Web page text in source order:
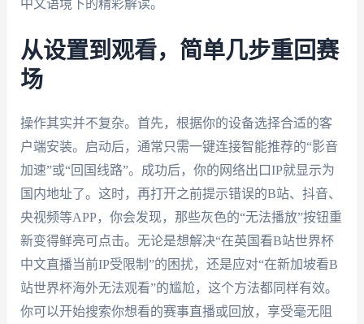
中文语境下的精彩解读。
从设置到观看，简单几步重回赛
场
操作其实并不复杂。首先，根据你的设备选择合适的客
户端安装。启动后，通常只需一键连接智能推荐的“影音
加速”或“回国线路”。成功后，你的网络出口IP就显示为
国内地址了。这时，再打开之前提示错误的B站、抖音、
央视频等APP，你会发现，那些灰色的“无法播放”按钮重
新变得鲜亮可点击。无论是想解决“在英国看B站世界杯
中文直播当前IP受限制”的困扰，还是应对“在新加坡看B
站世界杯海外无法观看”的尴尬，这个方法都同样有效。
你可以开始搜索你想看的赛事直播或回放，享受毫无阻